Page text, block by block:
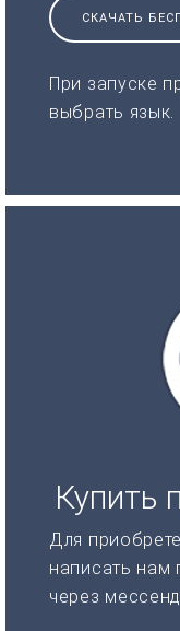
СКАЧАТЬ
При запуске
выбрать язык.
Купить
Для
написать нам
через